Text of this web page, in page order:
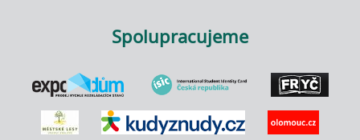
Spolupracujeme